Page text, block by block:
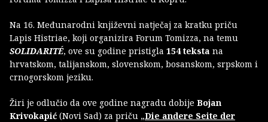
Na 16. Međunarodni književni natječaj za kratku priču
Lapis Histriae, koji organizira Forum Tomizza, na temu
SOLIDARITÉ, ove su godine pristigla 154 teksta na
hrvatskom, talijanskom, slovenskom, bosanskom, srpskom i
crnogorskom jeziku.
Žiri je odlučio da ove godine nagradu dobije Bojan
Krivokapić (Novi Sad) za priču „Die andere Seite der